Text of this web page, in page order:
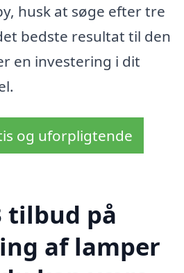
husk at søge efter tre
bedste resultat til den
en investering i dit
og uforpligtende
tilbud på
af lamper